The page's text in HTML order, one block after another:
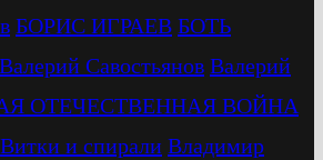
БОРИС ИГРАЕВ БОТЬ
Валерий Савостьянов Валерий
ОТЕЧЕСТВЕННАЯ ВОЙНА
Витки и спирали Владимир